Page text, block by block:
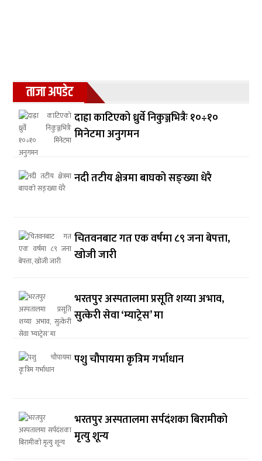
ताजा अपडेट
दाह्रा काटिएको ध्रुर्वे निकुञ्जभित्रैः १०÷१०
मिनेटमा अनुगमन
नदी तटीय क्षेत्रमा बाघको सङ्ख्या धेरै
चितवनबाट गत एक वर्षमा ८९ जना बेपत्ता,
खोजी जारी
भरतपुर अस्पतालमा प्रसूति शय्या अभाव,
सुत्केरी सेवा ‘म्याट्रेस’ मा
पशु चौपायमा कृत्रिम गर्भाधान
भरतपुर अस्पतालमा सर्पदंशका बिरामीको
मृत्यु शून्य